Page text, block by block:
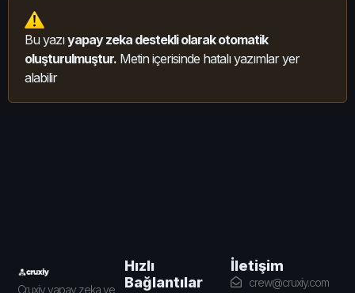
Bu yazıyapay zeka destekli olarak otomatik
oluşturulmuştur. Metin içerisinde hatalı yazımlar yer
alabilir
Cruxiy yapay zeka ve
Hızlı
Bağlantılar
İletişim
crew@cruxiy.com